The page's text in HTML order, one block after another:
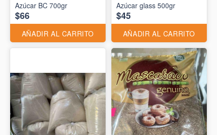
Azúcar BC 700gr
$66
AÑADIR AL CARRITO
Azúcar glass 500gr
$45
AÑADIR AL CARRITO